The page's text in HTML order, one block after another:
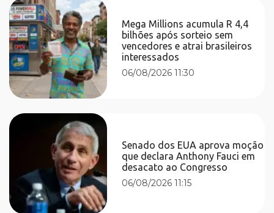
Mega Millions acumula R 4,4
bilhões após sorteio sem
vencedores e atrai brasileiros
interessados
06/08/2026 11:30
Senado dos EUA aprova moção
que declara Anthony Fauci em
desacato ao Congresso
06/08/2026 11:15